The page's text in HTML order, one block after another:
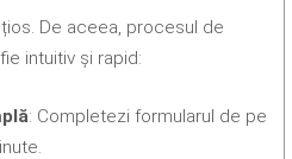
De aceea, procesul de
intuitiv și rapid:
: Completezi formularul de pe